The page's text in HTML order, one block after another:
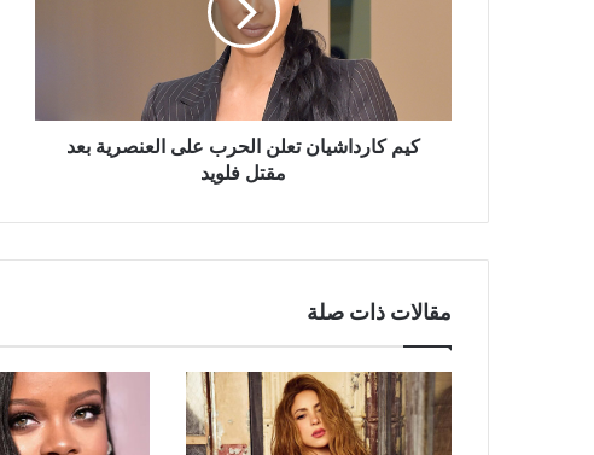
فلويد
كيم كارداشيان تعلن الحرب على العنصرية بعد
مقتل فلويد
مقالات ذات صلة